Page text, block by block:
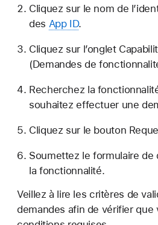
Cliquez sur le nom de
des App ID.
Cliquez sur l’onglet
(Demandes de
Recherchez la
souhaitez effectuer une
Cliquez sur le bouton
Soumettez le formulaire de
la fonctionnalité.
Veillez à lire les critères de
demandes afin de vérifier que